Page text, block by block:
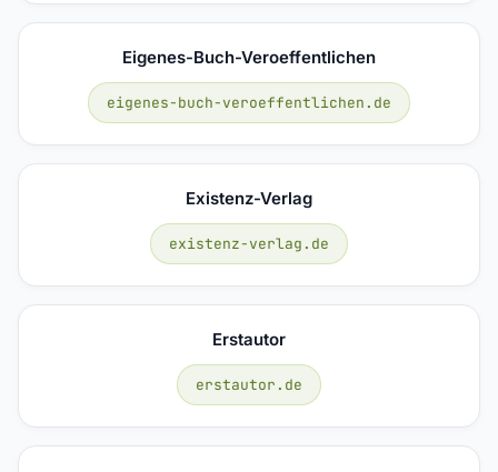
Eigenes-Buch-Veroeffentlichen
eigenes-buch-veroeffentlichen.de
Existenz-Verlag
existenz-verlag.de
Erstautor
erstautor.de